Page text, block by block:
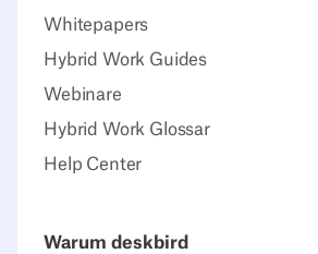
Whitepapers
Hybrid Work Guides
Webinare
Hybrid Work Glossar
Help Center
Warum deskbird